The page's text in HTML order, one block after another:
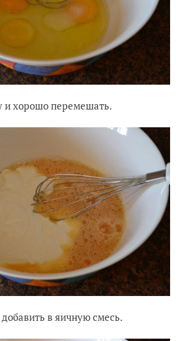
и хорошо перемешать.
в яичную смесь.